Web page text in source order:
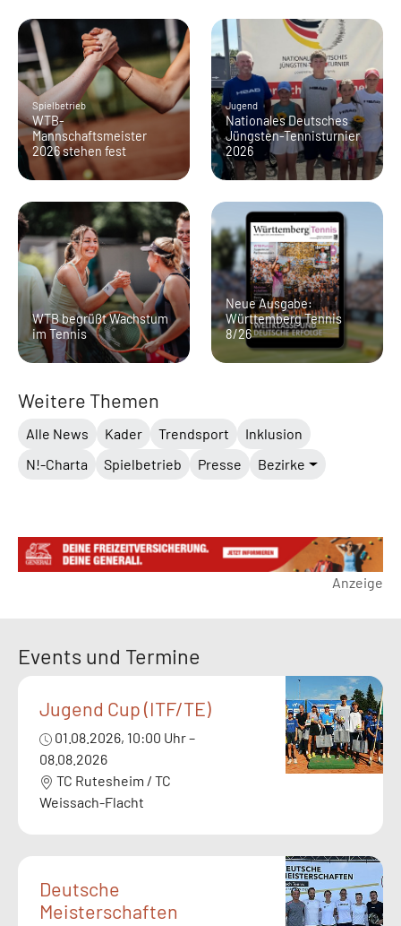
Spielbetrieb
WTB-
Mannschaftsmeister
2026 stehen fest
Jugend
Nationales Deutsches
Jüngsten-Tennisturnier
2026
WTB begrüßt Wachstum
im Tennis
Neue Ausgabe:
Württemberg Tennis
8/26
Weitere Themen
Alle News Kader Trendsport
Inklusion
N!-Charta
Spielbetrieb Presse Bezirke
Anzeige
Events und Termine
Jugend Cup (ITF/TE)
01.08.2026, 10:00 Uhr –
08.08.2026
TC Rutesheim / TC
Weissach-Flacht
Deutsche
Meisterschaften